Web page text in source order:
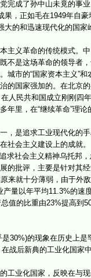
完成了孙中山未竟的事
果，正如毛在1949年自
大的和迅速现代化的国家
义革命的传统模式。
不是这场革命的领导者
城市的“国家资本主义”
国家强加的。在北京的
人民共和国成立刚刚四
年里，在“继续革命”理
是追求工业现代化的
社会主义建设上的成就
求社会主义精神乌托
的批评，主要是针对其
来就十分薄弱，由于外
量以年平均11.3%的
值的比重由23%提高到
的现象在历史上是
战后新典的工业化国
业化国家，反映在与